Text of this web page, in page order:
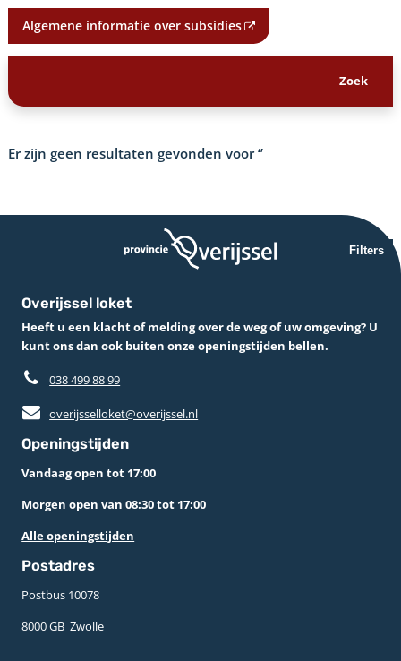
Algemene informatie over subsidies
Er zijn geen resultaten gevonden voor‘’
Filters
Overijssel loket
Heeft u een klacht of melding over de weg of uw omgeving? U
kunt ons dan ook buiten onze openingstijden bellen.
038 499 88 99
overijsselloket@overijssel.nl
Openingstijden
Vandaag open tot 17:00
Morgen open van 08:30 tot 17:00
Alle openingstijden
Postadres
Postbus 10078 ­
8000 GB ­ Zwolle